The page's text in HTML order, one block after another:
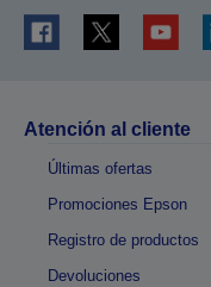
Atención al cliente
Últimas ofertas
Promociones Epson
Registro de productos
Devoluciones